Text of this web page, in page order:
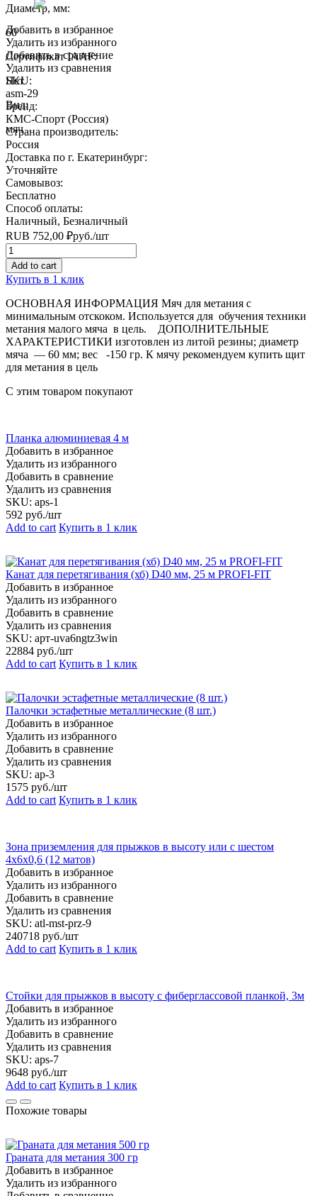
Диаметр, мм:
60
Сертификат IAAF:
Нет
Вид:
мяч
Добавить в избранное
Удалить из избранного
Добавить в сравнение
Удалить из сравнения
SKU:
asm-29
Бренд:
КМС-Спорт (Россия)
Страна производитель:
Россия
Доставка по г. Екатеринбург:
Уточняйте
Самовывоз:
Бесплатно
Способ оплаты:
Наличный, Безналичный
RUB 752,00 ₽руб./шт
Quantity
Add to cart
Купить в 1 клик
ОСНОВНАЯ ИНФОРМАЦИЯ Мяч для метания с
минимальным отскоком. Используется для обучения техники
метания малого мяча в цель. ДОПОЛНИТЕЛЬНЫЕ
ХАРАКТЕРИСТИКИ изготовлен из литой резины; диаметр
мяча — 60 мм; вес -150 гр. К мячу рекомендуем купить щит
для метания в цель
С этим товаром покупают
Планка алюминиевая 4 м
Добавить в избранное
Удалить из избранного
Добавить в сравнение
Удалить из сравнения
SKU: aps-1
592 руб./шт
Add to cart Купить в 1 клик
Канат для перетягивания (хб) D40 мм, 25 м PROFI-FIT
Добавить в избранное
Удалить из избранного
Добавить в сравнение
Удалить из сравнения
SKU: арт-uva6ngtz3win
22884 руб./шт
Add to cart Купить в 1 клик
Палочки эстафетные металлические (8 шт.)
Добавить в избранное
Удалить из избранного
Добавить в сравнение
Удалить из сравнения
SKU: ap-3
1575 руб./шт
Add to cart Купить в 1 клик
Зона приземления для прыжков в высоту или с шестом
4х6х0,6 (12 матов)
Добавить в избранное
Удалить из избранного
Добавить в сравнение
Удалить из сравнения
SKU: atl-mst-prz-9
240718 руб./шт
Add to cart Купить в 1 клик
Стойки для прыжков в высоту с фиберглассовой планкой, 3м
Добавить в избранное
Удалить из избранного
Добавить в сравнение
Удалить из сравнения
SKU: aps-7
9648 руб./шт
Add to cart Купить в 1 клик
Похожие товары
Граната для метания 300 гр
Добавить в избранное
Удалить из избранного